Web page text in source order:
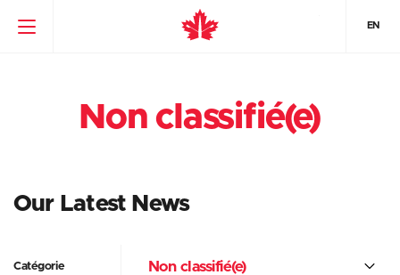
EN
Non classifié(e)
Our Latest News
Catégorie Non classifié(e)